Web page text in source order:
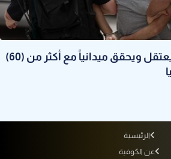
نادي الأسير: الاحتلال يعتقل ويحقق ميدانياً مع أكثر من (60)
الرئيسية
عن الكوفية